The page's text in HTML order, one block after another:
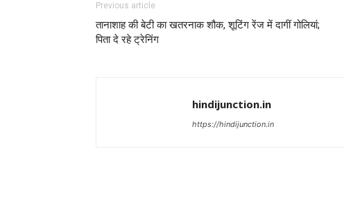
Previous article
तानाशाह की बेटी का खतरनाक शौक, शूटिंग रेंज में दागीं गोलियां;
पिता दे रहे ट्रेनिंग
hindijunction.in
https://hindijunction.in